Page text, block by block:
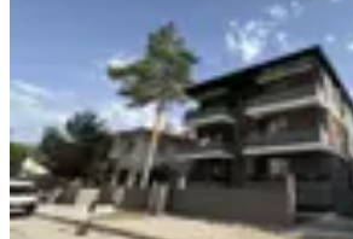
Merkez, Halitpaşa
1+1
· 50 m²·2. Kat·
23.000 ₺
REMAX DEMBurak Yıldız
Ara